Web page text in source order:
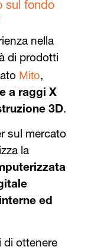
sul fondo
nella
di prodotti
Mito,
a raggi X
3D.
sul mercato
la
ed
di ottenere